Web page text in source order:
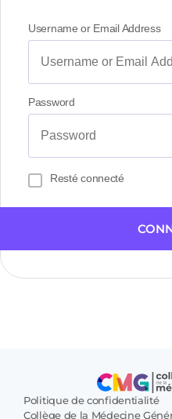
Username or Email Address
Password
Resté connecté
Politique de confidentialité
Collège de la Médecine